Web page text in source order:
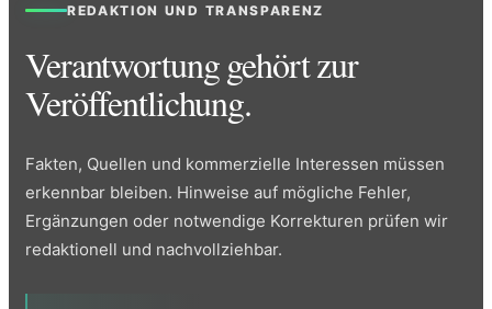
REDAKTION UND TRANSPARENZ
Verantwortung gehört zur
Veröffentlichung.
Fakten, Quellen und kommerzielle Interessen müssen
erkennbar bleiben. Hinweise auf mögliche Fehler,
Ergänzungen oder notwendige Korrekturen prüfen wir
redaktionell und nachvollziehbar.